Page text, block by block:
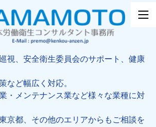
視、安全衛生委員会のサポート、健康
など幅広く対応。
・メンテナンス業など様々な業種に対
京都、その他のエリアからもご相談を